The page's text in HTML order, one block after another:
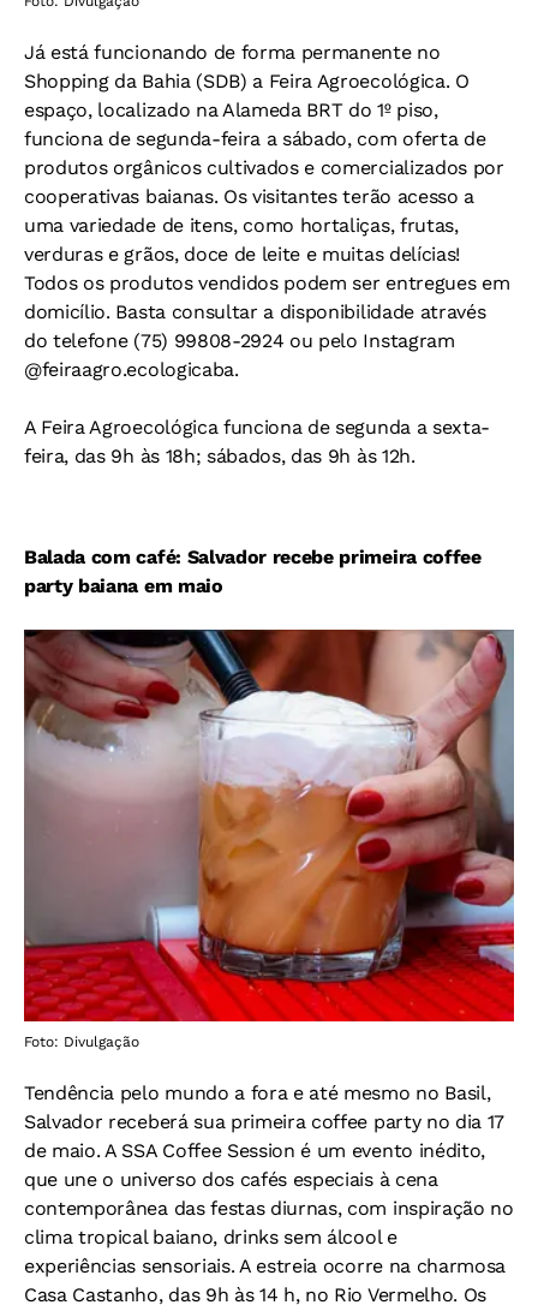
Já está funcionando de forma permanente no
Shopping da Bahia (SDB) a Feira Agroecológica. O
espaço, localizado na Alameda BRT do 1º piso,
funciona de segunda-feira a sábado, com oferta de
produtos orgânicos cultivados e comercializados por
cooperativas baianas. Os visitantes terão acesso a
uma variedade de itens, como hortaliças, frutas,
verduras e grãos, doce de leite e muitas delícias!
Todos os produtos vendidos podem ser entregues em
domicílio. Basta consultar a disponibilidade através
do telefone (75) 99808-2924 ou pelo Instagram
@feiraagro.ecologicaba.
A Feira Agroecológica funciona de segunda a sexta-
feira, das 9h às 18h; sábados, das 9h às 12h.
Balada com café: Salvador recebe primeira coffee
party baiana em maio
Foto: Divulgação
Tendência pelo mundo a fora e até mesmo no Basil,
Salvador receberá sua primeira coffee party no dia 17
de maio. A SSA Coffee Session é um evento inédito,
que une o universo dos cafés especiais à cena
contemporânea das festas diurnas, com inspiração no
clima tropical baiano, drinks sem álcool e
experiências sensoriais. A estreia ocorre na charmosa
Casa Castanho, das 9h às 14 h, no Rio Vermelho. Os